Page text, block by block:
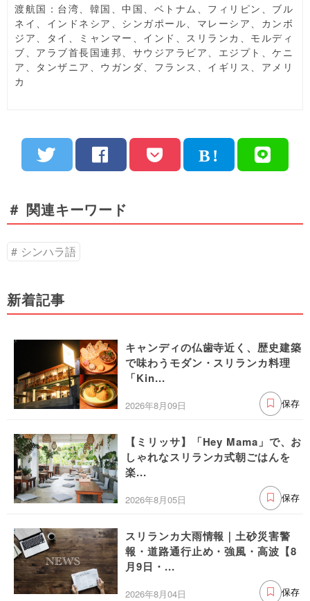
渡航国：台湾、韓国、中国、ベトナム、フィリピン、ブル
ネイ、インドネシア、シンガポール、マレーシア、カンボ
ジア、タイ、ミャンマー、インド、スリランカ、モルディ
ブ、アラブ首長国連邦、サウジアラビア、エジプト、ケニ
ア、タンザニア、ウガンダ、フランス、イギリス、アメリ
カ
＃ 関連キーワード
シンハラ語
新着記事
キャンディの仏歯寺近く、歴史建築
で味わうモダン・スリランカ料理
「Kin...
2026年8月09日 保存
【ミリッサ】「Hey Mama」で、お
しゃれなスリランカ式朝ごはんを
楽...
2026年8月05日 保存
スリランカ大雨情報｜土砂災害警
報・道路通行止め・強風・高波【8
月9日・...
2026年8月04日 保存